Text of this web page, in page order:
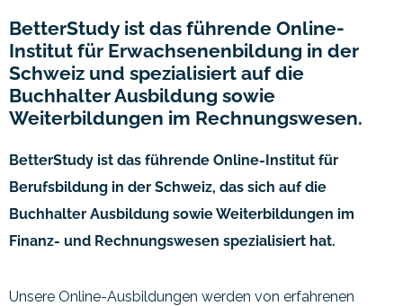
BetterStudy ist das führende Online-
Institut für Erwachsenenbildung in der
Schweiz und spezialisiert auf die
Buchhalter Ausbildung sowie
Weiterbildungen im Rechnungswesen.
BetterStudy ist das führende Online-Institut für
Berufsbildung in der Schweiz, das sich auf die
Buchhalter Ausbildung sowie Weiterbildungen im
Finanz- und Rechnungswesen spezialisiert hat.
Unsere Online-Ausbildungen werden von erfahrenen